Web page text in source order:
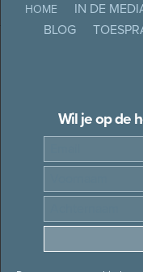
HOME IN DE
BLOG
Wil je op de